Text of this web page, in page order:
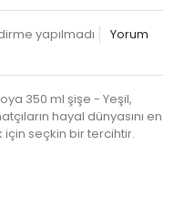
yapılmadı
Yorum
350 ml şişe - Yeşil,
hayal dünyasını en
seçkin bir tercihtir.